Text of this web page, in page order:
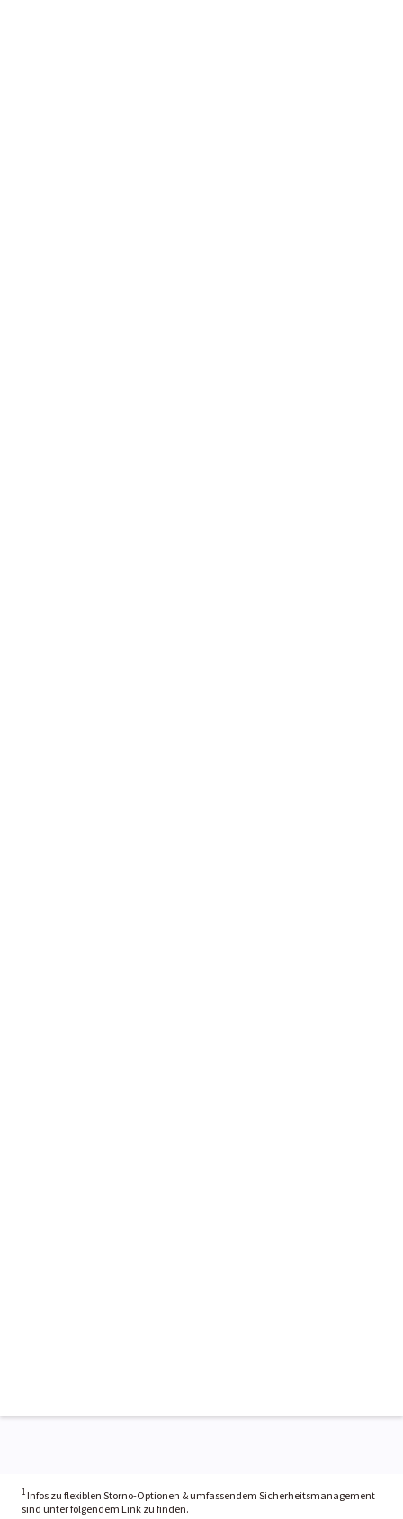
1 Infos zu flexiblen Storno-Optionen & umfassendem Sicherheitsmanagement
sind unter folgendem Link zu finden.